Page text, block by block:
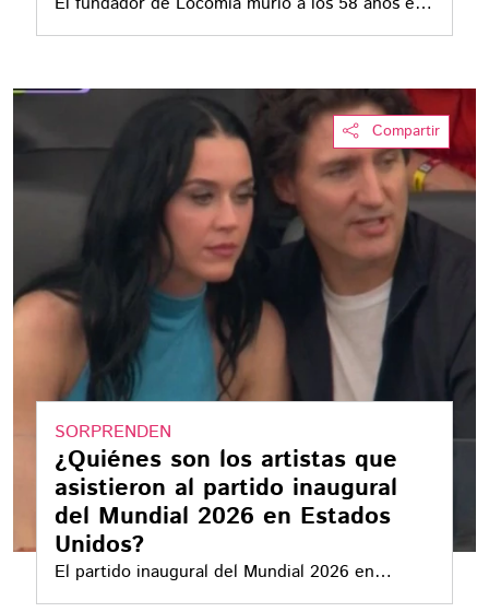
Barcelona, la agrupación destacó su trayectoria
Compartir
SORPRENDEN
¿Quiénes son los artistas que
asistieron al partido inaugural
del Mundial 2026 en Estados
Unidos?
El partido inaugural del Mundial 2026 en
Estados Unidos terminó con una victoria de 4-1